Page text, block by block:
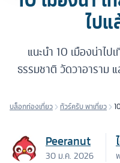
ไป
แนะนำ 10 เมืองน่าไป
ธรรมชาติ วัดวาอาราม
บล็อกท่องเที่ยว ทัวร์ครับ พาเที่ยว
Peeranut
30 ม.ค. 2026